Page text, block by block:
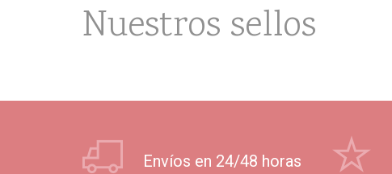
Nuestros sellos
Envíos en 24/48 horas